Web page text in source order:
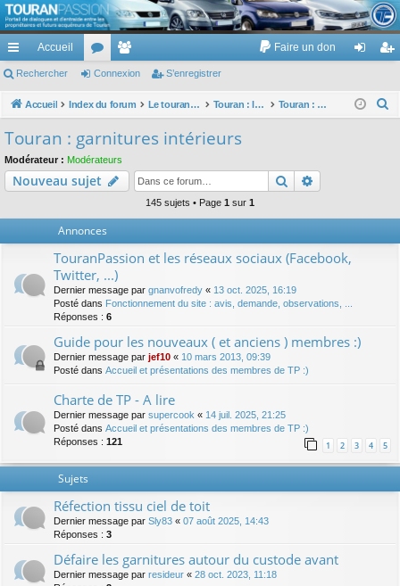
TouranPassion
Le forum des propriétaires ou futurs acquéreurs du Volkswagen Touran
cc
ès
pi
de
Accueil
or
u
e
m
Faire un don
ne nr
Rechercher Connexion S’enregistrer
Accueil Index du forum Le touran dans ses versions I (V1 V2 V3) et II ... Touran : les éléments et équipements extérieurs et intérieurs Touran : garnitures intérieurs
c
Touran : garnitures intérieurs
Modérateur : Modérateurs
Nouveau sujet Rechercher
145 sujets • Page 1 sur 1
Annonces
TouranPassion et les réseaux sociaux (Facebook,
Twitter, ...)
Dernier message par gnanvofredy « 13 oct. 2025, 16:19
Posté dans Fonctionnement du site : avis, demande, observations, ...
Réponses : 6
Guide pour les nouveaux ( et anciens ) membres :)
Dernier message par jef10 « 10 mars 2013, 09:39
Posté dans Accueil et présentations des membres de TP :)
Charte de TP - A lire
Dernier message par supercook « 14 juil. 2025, 21:25
Posté dans Accueil et présentations des membres de TP :)
Réponses : 121 1 2 3 4 5
Sujets
Réfection tissu ciel de toit
Dernier message par Sly83 « 07 août 2025, 14:43
Réponses : 3
Défaire les garnitures autour du custode avant
Dernier message par resideur « 28 oct. 2023, 11:18